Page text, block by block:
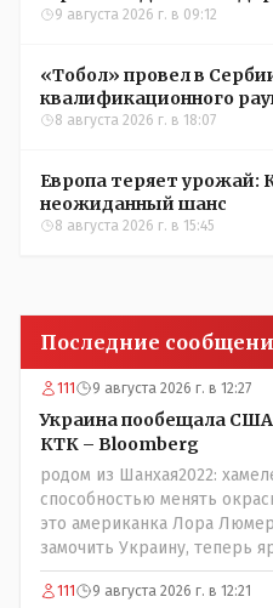
9 августа 2026 г. в 09:12
«Тобол» провел в
квалификационного
УЕФА
8 августа 2026 г. в 18:07
Европа теряет урожай:
неожиданный шанс
8 августа 2026 г. в 15:45
Последние
111 9 августа 2026 г. в 12:27
Украина пообещала
КТК – Bloomberg
родом из Шанхая2022:
способностью менять
это американка Лора
замочить Украину, теперь
к Трампу. Ну и западные
предоставляли Зеленскому
111 9 августа 2026 г. в 12:21